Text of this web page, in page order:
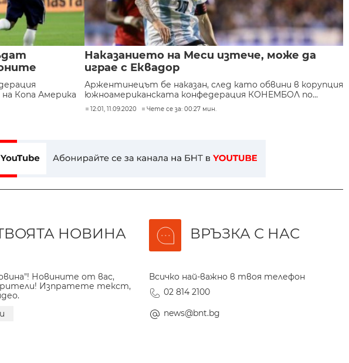
Копа Америка
Наказанието на Меси изтече, може да
играе с Еквадор
Аржентинецът бе наказан, след като обвини в корупция
южноамериканската конфедерация КОНЕМБОЛ по...
12:01, 11.09.2020 Чете се за: 00:27 мин.
НОВИНА
Новините от вас,
Изпратете текст,
ВРЪЗКА С НАС
Всичко най-важно в твоя телефон
02 814 2100
news@bnt.bg